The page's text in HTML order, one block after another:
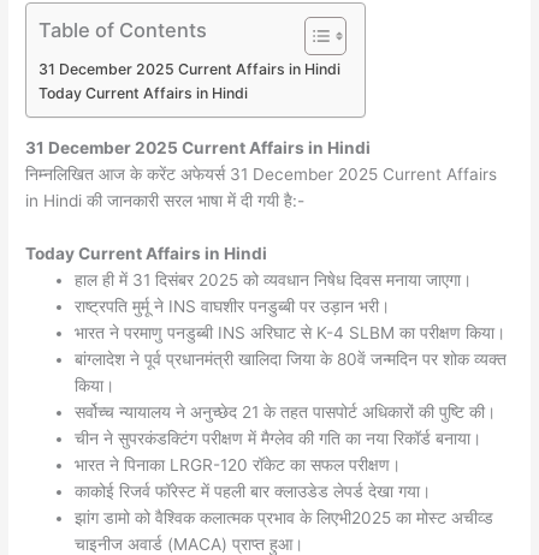
Table of Contents
31 December 2025 Current Affairs in Hindi
Today Current Affairs in Hindi
31 December 2025Current Affairs in Hindi
निम्नलिखित आज के करेंट अफेयर्स 31 December 2025 Current Affairs
in Hindi की जानकारी सरल भाषा में दी गयी है:-
TodayCurrent Affairs in Hindi
हाल ही में 31 दिसंबर 2025 को व्यवधान निषेध दिवस मनाया जाएगा।
राष्ट्रपति मुर्मू ने INS वाघशीर पनडुब्बी पर उड़ान भरी।
भारत ने परमाणु पनडुब्बी INS अरिघाट से K-4 SLBM का परीक्षण किया।
बांग्लादेश ने पूर्व प्रधानमंत्री खालिदा जिया के 80वें जन्मदिन पर शोक व्यक्त
किया।
सर्वोच्च न्यायालय ने अनुच्छेद 21 के तहत पासपोर्ट अधिकारों की पुष्टि की।
चीन ने सुपरकंडक्टिंग परीक्षण में मैग्लेव की गति का नया रिकॉर्ड बनाया।
भारत ने पिनाका LRGR-120 रॉकेट का सफल परीक्षण।
काकोई रिजर्व फॉरेस्ट में पहली बार क्लाउडेड लेपर्ड देखा गया।
झांग डामो को वैश्विक कलात्मक प्रभाव के लिएभी2025 का मोस्ट अचीव्ड
चाइनीज अवार्ड (MACA) प्राप्त हुआ।